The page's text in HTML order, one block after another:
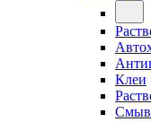
Клеи